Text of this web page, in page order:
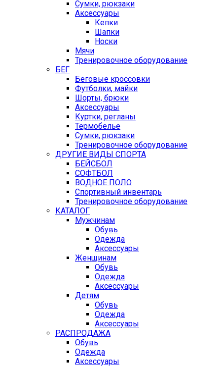
Сумки, рюкзаки
Аксессуары
Кепки
Шапки
Носки
Мячи
Тренировочное оборудование
БЕГ
Беговые кроссовки
Футболки, майки
Шорты, брюки
Аксессуары
Куртки, регланы
Термобелье
Сумки, рюкзаки
Тренировочное оборудование
ДРУГИЕ ВИДЫ СПОРТА
БЕЙСБОЛ
СОФТБОЛ
ВОДНОЕ ПОЛО
Спортивный инвентарь
Тренировочное оборудование
КАТАЛОГ
Мужчинам
Обувь
Одежда
Аксессуары
Женщинам
Обувь
Одежда
Аксессуары
Детям
Обувь
Одежда
Аксессуары
РАСПРОДАЖА
Обувь
Одежда
Аксессуары